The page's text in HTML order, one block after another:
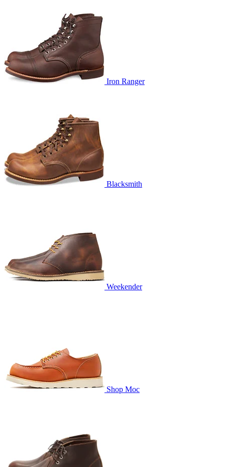
Iron Ranger
Blacksmith
Weekender
Shop Moc